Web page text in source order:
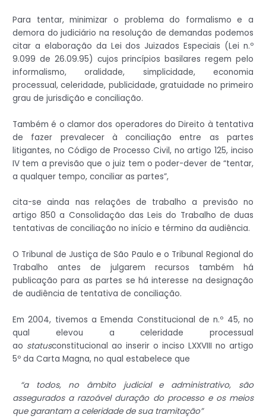
Para tentar, minimizar o problema do formalismo e a
demora do judiciário na resolução de demandas podemos
citar a elaboração da Lei dos Juizados Especiais (Lei n.º
9.099 de 26.09.95) cujos princípios basilares regem pelo
informalismo, oralidade, simplicidade, economia
processual, celeridade, publicidade, gratuidade no primeiro
grau de jurisdição e conciliação.
Também é o clamor dos operadores do Direito à tentativa
de fazer prevalecer à conciliação entre as partes
litigantes, no Código de Processo Civil, no artigo 125, inciso
IV tem a previsão que o juiz tem o poder-dever de “tentar,
a qualquer tempo, conciliar as partes”,
cita-se ainda nas relações de trabalho a previsão no
artigo 850 a Consolidação das Leis do Trabalho de duas
tentativas de conciliação no início e término da audiência.
O Tribunal de Justiça de São Paulo e o Tribunal Regional do
Trabalho antes de julgarem recursos também há
publicação para as partes se há interesse na designação
de audiência de tentativa de conciliação.
Em 2004, tivemos a Emenda Constitucional de n.º 45, no
qual elevou a celeridade processual
ao statusconstitucional ao inserir o inciso LXXVIII no artigo
5º da Carta Magna, no qual estabelece que
“a todos, no âmbito judicial e administrativo, são
assegurados a razoável duração do processo e os meios
que garantam a celeridade de sua tramitação”